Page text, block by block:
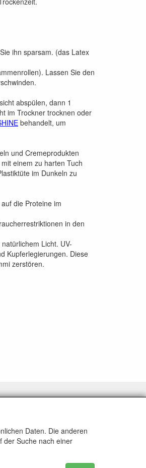
ihn sparsam. (das Latex
Lassen Sie den
abspülen, dann 1
im Trockner trocknen oder
behandelt, um
und Cremeprodukten
einem zu harten Tuch
im Dunkeln zu
die Proteine im
in den
Licht. UV-
Kupferlegierungen. Diese
zerstören.
Daten. Die anderen
der Suche nach einer